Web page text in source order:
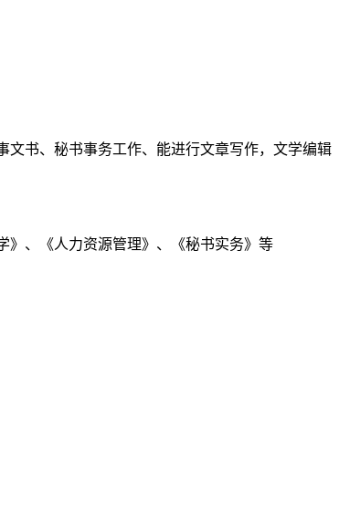
书、秘书事务工作、能进行文章写作，文学编辑
、《人力资源管理》、《秘书实务》等